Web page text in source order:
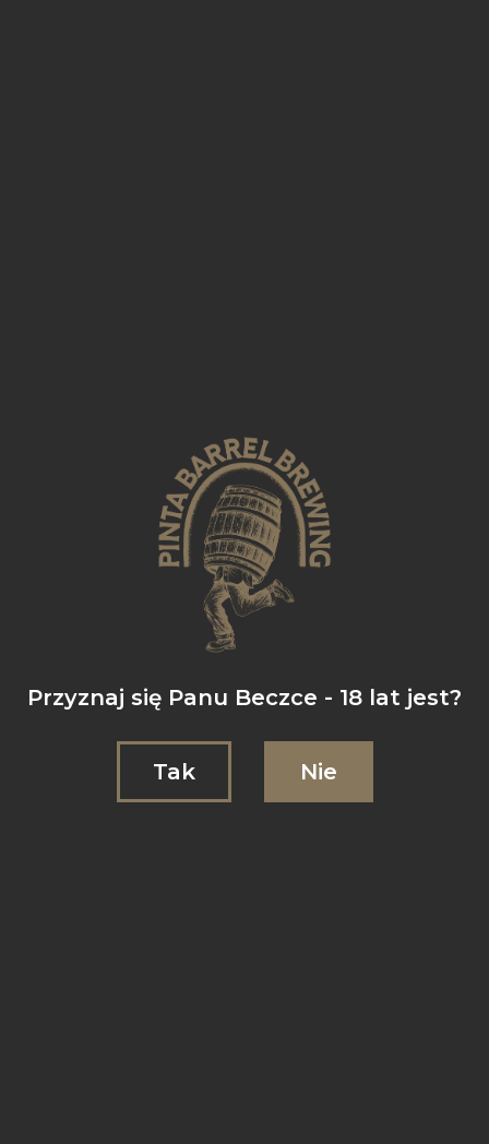
Przyznaj się Panu Beczce - 18 lat jest?
Tak Nie